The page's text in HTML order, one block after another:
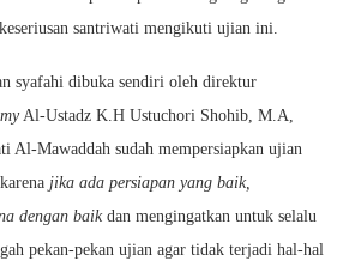
santriwati mengikuti ujian ini.
syafahi dibuka sendiri oleh direktur
Al-Ustadz K.H Ustuchori Shohib, M.A,
Al-Mawaddah sudah mempersiapkan ujian
jika ada persiapan yang baik,
dengan baikdan mengingatkan untuk selalu
pekan-pekan ujian agar tidak terjadi hal-hal